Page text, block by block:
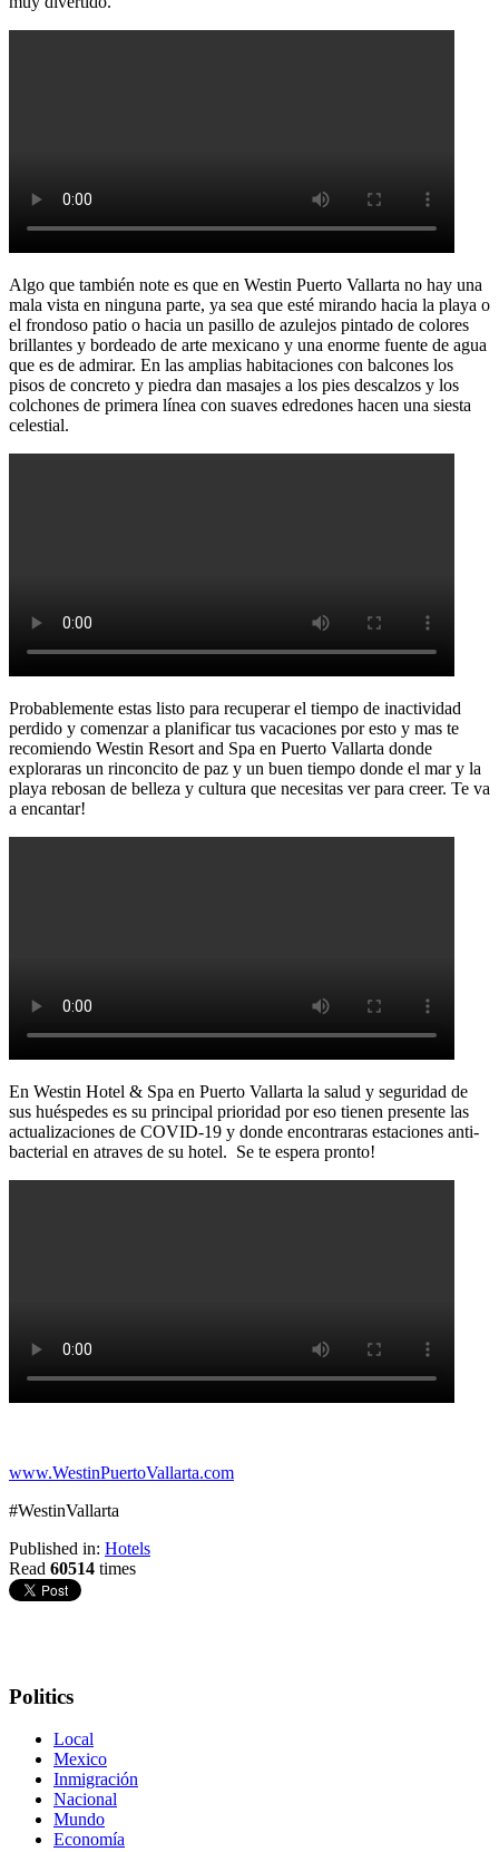
Algo que también note es que en Westin Puerto Vallarta no hay una
mala vista en ninguna parte, ya sea que esté mirando hacia la playa o
el frondoso patio o hacia un pasillo de azulejos pintado de colores
brillantes y bordeado de arte mexicano y una enorme fuente de agua
que es de admirar. En las amplias habitaciones con balcones los
pisos de concreto y piedra dan masajes a los pies descalzos y los
colchones de primera línea con suaves edredones hacen una siesta
celestial.
Probablemente estas listo para recuperar el tiempo de inactividad
perdido y comenzar a planificar tus vacaciones por esto y mas te
recomiendo Westin Resort and Spa en Puerto Vallarta donde
exploraras un rinconcito de paz y un buen tiempo donde el mar y la
playa rebosan de belleza y cultura que necesitas ver para creer. Te va
a encantar!
En Westin Hotel & Spa en Puerto Vallarta la salud y seguridad de
sus huéspedes es su principal prioridad por eso tienen presente las
actualizaciones de COVID-19 y donde encontraras estaciones anti-
bacterial en atraves de su hotel. Se te espera pronto!
www.WestinPuertoVallarta.com
#WestinVallarta
Published in: Hotels
Read 60514 times
Politics
Local
Mexico
Inmigración
Nacional
Mundo
Economía